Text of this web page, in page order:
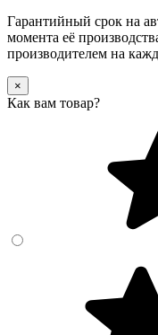
Гарантийный срок на
момента её
производителем на
×
Как вам товар?